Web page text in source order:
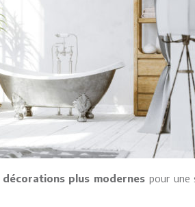
plus modernes pour une